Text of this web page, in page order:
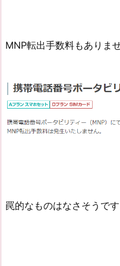
MNP転出手数料もありま
罠的なものはなさそうです